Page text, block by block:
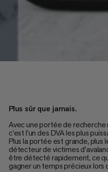
Plus sûr que jamais.
Avec une portée de recherche
c'est l'un des DVA les plus
Plus la portée est grande, plus
détecteur de victimes
être détecté rapidement, ce
gagner un temps précieux lors